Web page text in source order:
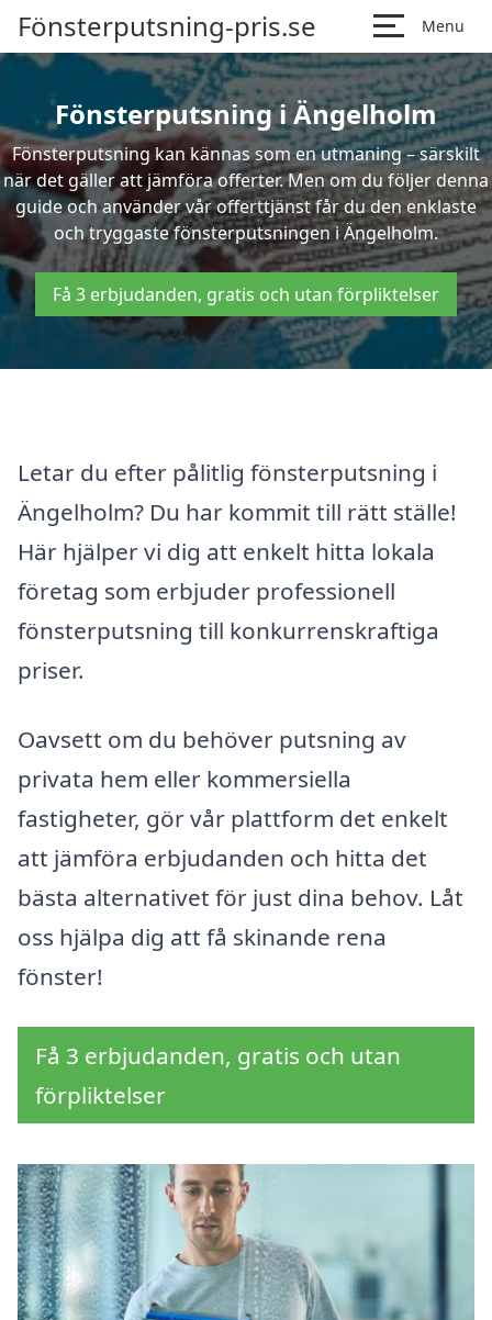
Fönsterputsning-pris.se Menu
Fönsterputsning i Ängelholm
Fönsterputsning kan kännas som en utmaning – särskilt
när det gäller att jämföra offerter. Men om du följer denna
guide och använder vår offerttjänst får du den enklaste
och tryggaste fönsterputsningen i Ängelholm.
Få 3 erbjudanden, gratis och utan förpliktelser
Letar du efter pålitlig fönsterputsning i
Ängelholm? Du har kommit till rätt ställe!
Här hjälper vi dig att enkelt hitta lokala
företag som erbjuder professionell
fönsterputsning till konkurrenskraftiga
priser.
Oavsett om du behöver putsning av
privata hem eller kommersiella
fastigheter, gör vår plattform det enkelt
att jämföra erbjudanden och hitta det
bästa alternativet för just dina behov. Låt
oss hjälpa dig att få skinande rena
fönster!
Få 3 erbjudanden, gratis och utan
förpliktelser